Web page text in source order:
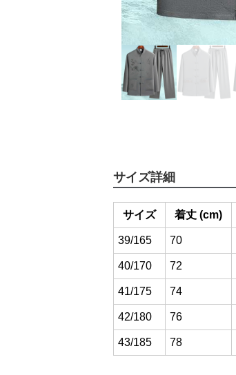
サイズ詳細
サイズ 着丈 (cm)
39/165 70
40/170 72
41/175 74
42/180 76
43/185 78